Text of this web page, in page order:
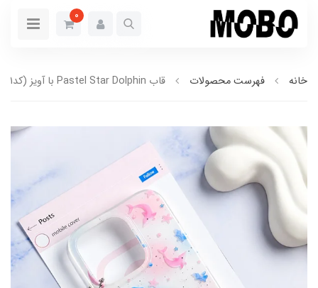
0
خانه فهرست محصولات قاب Pastel Star Dolphin با آویز (کدC2251)